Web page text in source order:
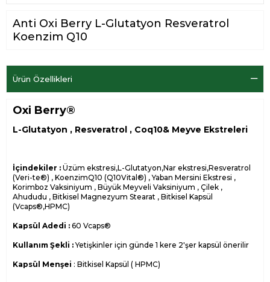
Anti Oxi Berry L-Glutatyon Resveratrol
Koenzim Q10
Ürün Özellikleri
Oxi Berry®
L-Glutatyon , Resveratrol , Coq10& Meyve Ekstreleri
İçindekiler : Üzüm ekstresi,L-Glutatyon,Nar ekstresi,Resveratrol
(Veri-te®) , KoenzimQ10 (Q10Vital®) , Yaban Mersini Ekstresi ,
Korimboz Vaksiniyum , Büyük Meyveli Vaksiniyum , Çilek ,
Ahududu , Bitkisel Magnezyum Stearat , Bitkisel Kapsül
(Vcaps®,HPMC)
Kapsül Adedi : 60 Vcaps®
Kullanım Şekli :Yetişkinler için günde 1 kere 2'şer kapsül önerilir
Kapsül Menşei : Bitkisel Kapsül ( HPMC)